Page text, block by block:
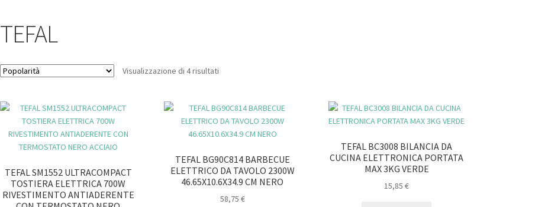
TEFAL
Visualizzazione di 4 risultatiPopolarità
TEFAL SM1552 ULTRACOMPACT
TOSTIERA ELETTRICA 700W
RIVESTIMENTO ANTIADERENTE
TEFAL BG90C814 BARBECUE
ELETTRICO DA TAVOLO 2300W
46.65X10.6X34.9 CM NERO
58,75 €
TEFAL BC3008 BILANCIA DA
CUCINA ELETTRONICA PORTATA
MAX 3KG VERDE
15,85€